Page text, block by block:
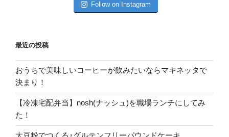
Follow on Instagram
最近の投稿
おうちで美味しいコーヒーが飲みたいならマキネッタで
決まり！
【冷凍宅配弁当】nosh(ナッシュ)を職場ランチにしてみ
た！